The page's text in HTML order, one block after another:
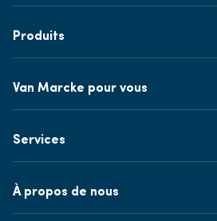
Produits
Van Marcke pour vous
Services
À propos de nous